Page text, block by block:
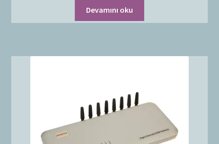
Devamını oku